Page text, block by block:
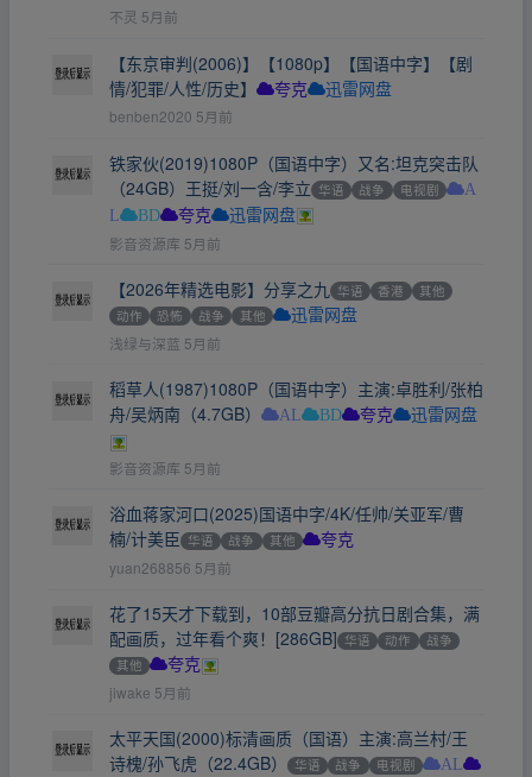
不灵 5月前
【东京审判(2006)】【1080p】【国语中字】【剧
情/犯罪/人性/历史】
夸克 迅雷网盘
benben2020 5月前
铁家伙(2019)1080P（国语中字）又名:坦克突击队
（24GB）王挺/刘一含/李立 华语 战争 电视剧
A
L
BD 夸克 迅雷网盘
影音资源库 5月前
【2026年精选电影】分享之九 华语 香港
其他
动作
恐怖 战争 其他 迅雷网盘
浅绿与深蓝 5月前
稻草人(1987)1080P（国语中字）主演:卓胜利/张柏
舟/吴炳南（4.7GB）
AL BD 夸克 迅雷网盘
影音资源库 5月前
浴血蒋家河口(2025)国语中字/4K/任帅/关亚军/曹
楠/计美臣 华语 战争 其他 夸克
yuan268856 5月前
花了15天才下载到，10部豆瓣高分抗日剧合集，满
配画质，过年看个爽！[286GB] 华语 动作
战争
其他
夸克
jiwake 5月前
太平天国(2000)标清画质（国语）主演:高兰村/王
诗槐/孙飞虎（22.4GB）
华语 战争 电视剧
AL